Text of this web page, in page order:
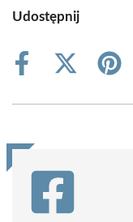
Udostępnij
Share
Share
(Twitter)